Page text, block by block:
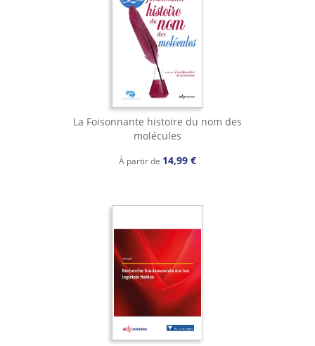
La Foisonnante histoire du nom des
molécules
À partir de 14,99 €